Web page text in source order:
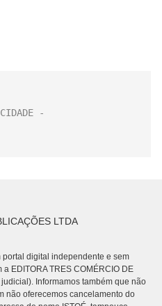
LTDA
portal digital independente e sem
EDITORA TRES COMÉRCIO DE
Informamos também que não
não oferecemos cancelamento do